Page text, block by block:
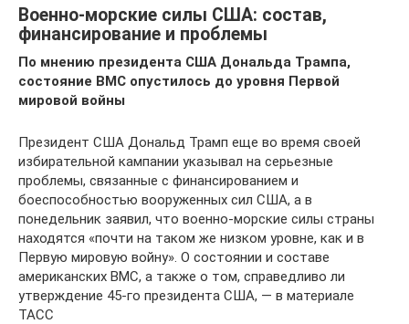
Военно-морские силы США: состав,
финансирование и проблемы
По мнению президента США Дональда Трампа,
состояние ВМС опустилось до уровня Первой
мировой войны
Президент США Дональд Трамп еще во время своей
избирательной кампании указывал на серьезные
проблемы, связанные с финансированием и
боеспособностью вооруженных сил США, а в
понедельник заявил, что военно-морские силы страны
находятся «почти на таком же низком уровне, как и в
Первую мировую войну». О состоянии и составе
американских ВМС, а также о том, справедливо ли
утверждение 45-го президента США, — в материале
ТАСС